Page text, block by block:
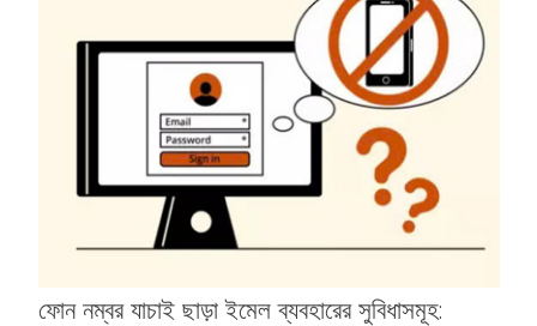
ফোন নম্বর যাচাই ছাড়া ইমেল ব্যবহারের সুবিধাসমূহ: